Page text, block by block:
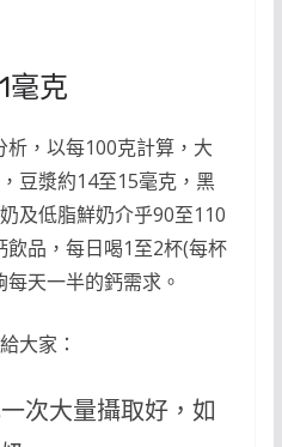
毫克
，以每100克計算，大
豆漿約14至15毫克，黑
及低脂鮮奶介乎90至110
品，每日喝1至2杯(每杯
天一半的鈣需求。
大家：
次大量攝取好，如